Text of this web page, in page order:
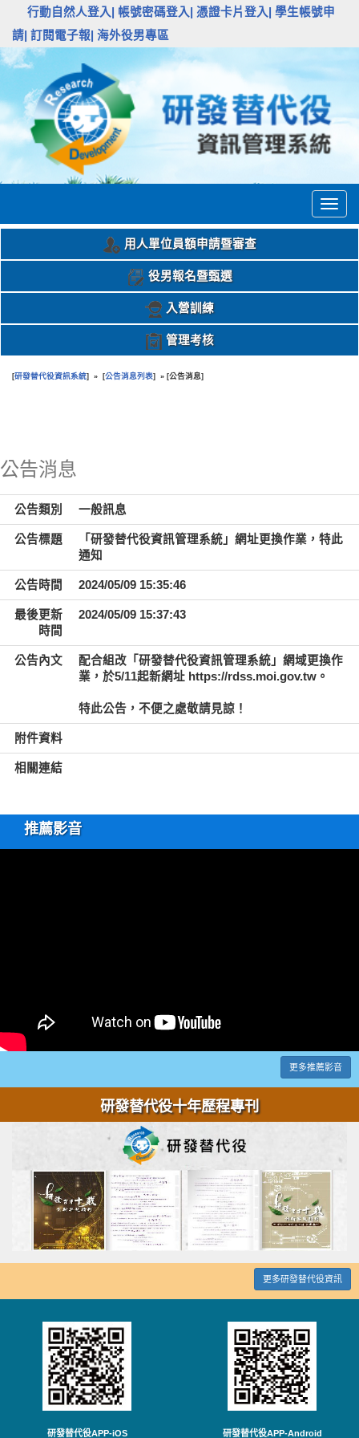
行動自然人登入| 帳號密碼登入| 憑證卡片登入|
學生帳號申
請| 訂閱電子報| 海外役男專區
用人單位員額申請暨審查
役男報名暨甄選
入營訓練
管理考核
[研發替代役資訊系統] » [公告消息列表] » [公告消息]
公告消息
公告類別 一般訊息
公告標題
「研發替代役資訊管理系統」網址更換作業，特此
通知
公告時間 2024/05/09 15:35:46
最後更新
時間
2024/05/09 15:37:43
公告內文
配合組改「研發替代役資訊管理系統」網域更換作
業，於5/11起新網址 https://rdss.moi.gov.tw。
特此公告，不便之處敬請見諒！
附件資料
相關連結
推薦影音
更多推薦影音
研發替代役十年歷程專刊
更多研發替代役資訊
研發替代役APP-iOS 研發替代役APP-Android